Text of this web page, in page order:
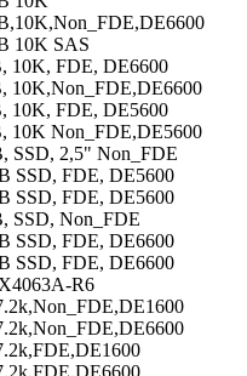
10K SAS
10K, FDE, DE6600
10K,Non_FDE,DE6600
10K, FDE, DE5600
10K Non_FDE,DE5600
SSD, 2,5" Non_FDE
SSD, FDE, DE5600
SSD, FDE, DE5600
SSD, Non_FDE
SSD, FDE, DE6600
SSD, FDE, DE6600
R6